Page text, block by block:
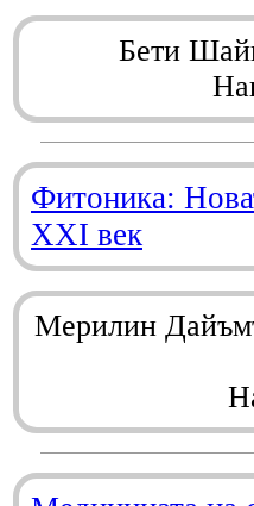
Бети
Фитоника:
XXI век
Мерилин